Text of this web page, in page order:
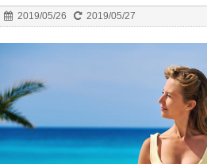
2019/05/26 2019/05/27